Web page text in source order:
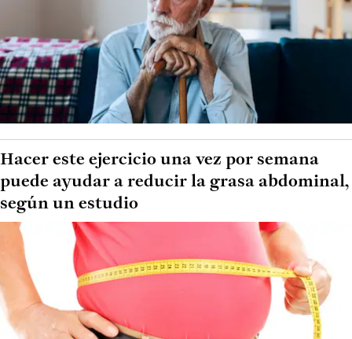
Hacer este ejercicio una vez por semana
puede ayudar a reducir la grasa abdominal,
según un estudio